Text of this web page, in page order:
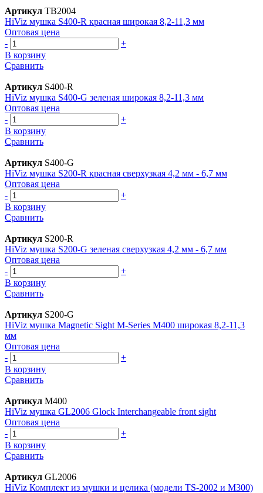
Артикул TB2004
HiViz мушка S400-R красная широкая 8,2-11,3 мм
Оптовая цена
-
+
В корзину
Сравнить
Артикул S400-R
HiViz мушка S400-G зеленая широкая 8,2-11,3 мм
Оптовая цена
-
+
В корзину
Сравнить
Артикул S400-G
HiViz мушка S200-R красная сверхузкая 4,2 мм - 6,7 мм
Оптовая цена
-
+
В корзину
Сравнить
Артикул S200-R
HiViz мушка S200-G зеленая сверхузкая 4,2 мм - 6,7 мм
Оптовая цена
-
+
В корзину
Сравнить
Артикул S200-G
HiViz мушка Magnetic Sight M-Series M400 широкая 8,2-11,3
мм
Оптовая цена
-
+
В корзину
Сравнить
Артикул M400
HiViz мушка GL2006 Glock Interchangeable front sight
Оптовая цена
-
+
В корзину
Сравнить
Артикул GL2006
HiViz Комплект из мушки и целика (модели TS-2002 и M300)